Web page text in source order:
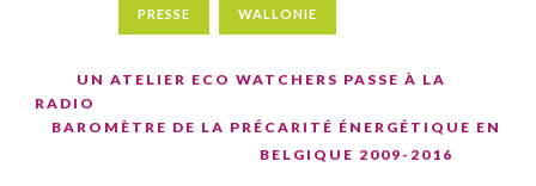
PRESSE WALLONIE
UN ATELIER ECO WATCHERS PASSE À LA
RADIO
BAROMÈTRE DE LA PRÉCARITÉ ÉNERGÉTIQUE EN
BELGIQUE 2009-2016